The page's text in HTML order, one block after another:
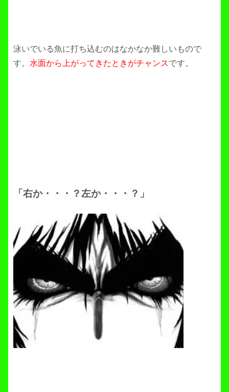
泳いでいる魚に打ち込むのはなかなか難しいもので
す。 水面から上がってきたときがチャンスです。
「右か・・・？左か・・・？」